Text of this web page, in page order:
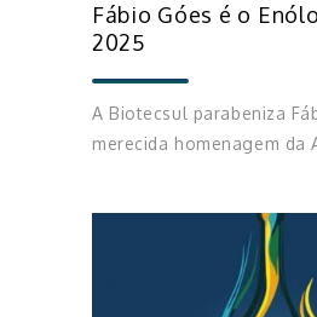
Fábio Góes é o
2025
A Biotecsul parabeniza
merecida homenagem da